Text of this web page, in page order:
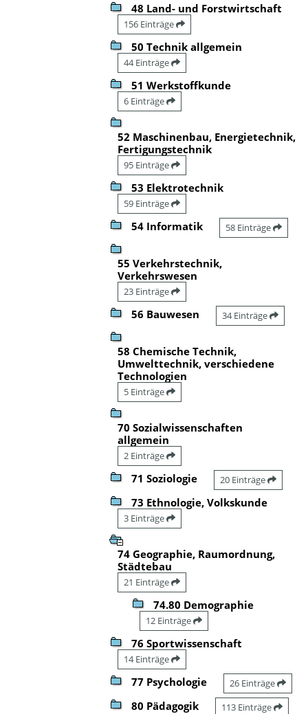
48 Land- und Forstwirtschaft
156 Einträge
50 Technik allgemein
44 Einträge
51 Werkstoffkunde
6 Einträge
52 Maschinenbau, Energietechnik,
Fertigungstechnik
95 Einträge
53 Elektrotechnik
59 Einträge
54 Informatik 58 Einträge
55 Verkehrstechnik,
Verkehrswesen
23 Einträge
56 Bauwesen 34 Einträge
58 Chemische Technik,
Umwelttechnik, verschiedene
Technologien
5 Einträge
70 Sozialwissenschaften
allgemein
2 Einträge
71 Soziologie 20 Einträge
73 Ethnologie, Volkskunde
3 Einträge
74 Geographie, Raumordnung,
Städtebau
21 Einträge
74.80 Demographie
12 Einträge
76 Sportwissenschaft
14 Einträge
77 Psychologie 26 Einträge
80 Pädagogik 113 Einträge